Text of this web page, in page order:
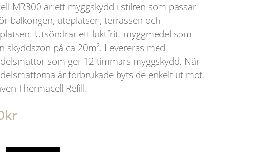
MR300 är ett myggskydd i stilren som passar
balkongen, uteplatsen, terrassen och
Utsöndrar ett luktfritt myggmedel som
skyddszon på ca 20m². Levereras med
som ger 12 timmars myggskydd. När
är förbrukade byts de enkelt ut mot
Thermacell Refill.
kr